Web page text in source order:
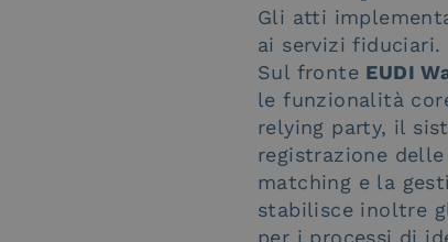
Gli atti
ai servizi fiduciari.
Sul fronte EUDI
le funzionalità
relying party, il
registrazione
matching e la
stabilisce inoltre
per i processi di